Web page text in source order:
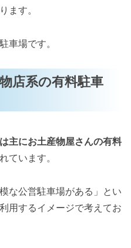
ます。
車場です。
店系の有料駐車
主にお土産物屋さんの有料
ています。
な公営駐車場がある」とい
用するイメージで考えてお